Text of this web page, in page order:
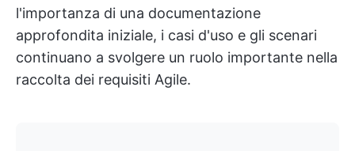
l'importanza di una documentazione
approfondita iniziale, i casi d'uso e gli scenari
continuano a svolgere un ruolo importante nella
raccolta dei requisiti Agile.